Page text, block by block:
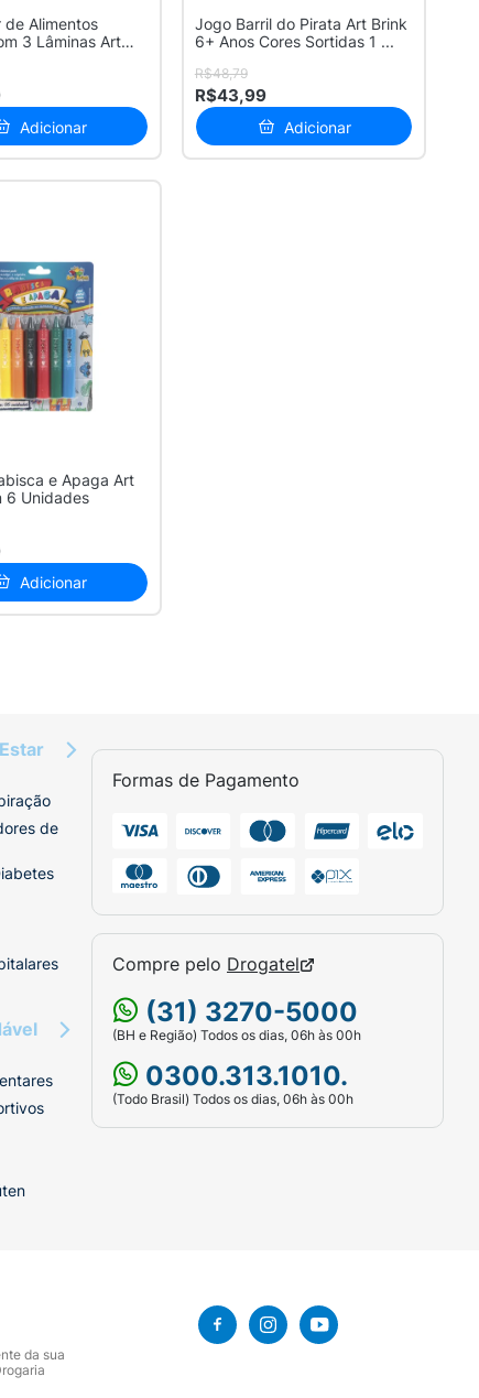
de Alimentos
3 Lâminas Art
Adicionar
Jogo Barril do Pirata Art Brink
6+ Anos Cores Sortidas 1 ...
R$48,79
R$43,99
Adicionar
e Apaga Art
6 Unidades
Adicionar
de
Formas de Pagamento
Compre pelo Drogatel
(31) 3270-5000
(BH e Região) Todos os dias, 06h às 00h
0300.313.1010.
(Todo Brasil) Todos os dias, 06h às 00h
da sua